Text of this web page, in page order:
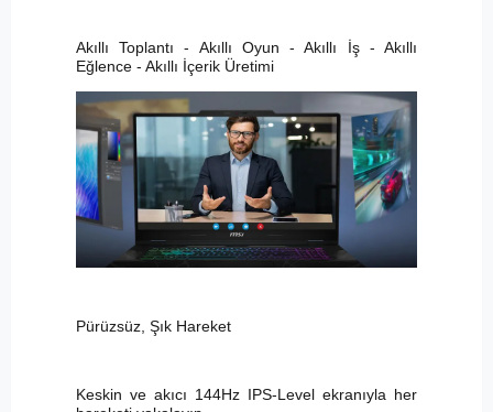
Akıllı Toplantı - Akıllı Oyun - Akıllı İş - Akıllı
Eğlence - Akıllı İçerik Üretimi
Pürüzsüz, Şık Hareket
Keskin ve akıcı 144Hz IPS-Level ekranıyla her